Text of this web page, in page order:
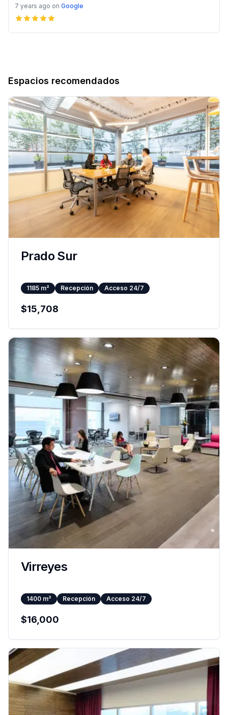
7 years ago on Google
Espacios recomendados
Prado Sur
1185 m² Recepción Acceso 24/7
$15,708
Virreyes
1400 m² Recepción Acceso 24/7
$16,000